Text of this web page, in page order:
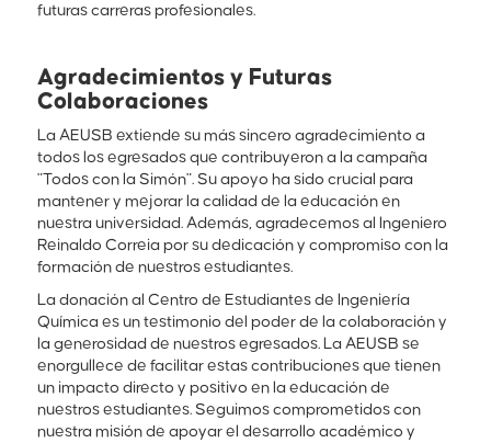
futuras carreras profesionales.
Agradecimientos y Futuras
Colaboraciones
La AEUSB extiende su más sincero agradecimiento a
todos los egresados que contribuyeron a la campaña
"Todos con la Simón". Su apoyo ha sido crucial para
mantener y mejorar la calidad de la educación en
nuestra universidad. Además, agradecemos al Ingeniero
Reinaldo Correia por su dedicación y compromiso con la
formación de nuestros estudiantes.
La donación al Centro de Estudiantes de Ingeniería
Química es un testimonio del poder de la colaboración y
la generosidad de nuestros egresados. La AEUSB se
enorgullece de facilitar estas contribuciones que tienen
un impacto directo y positivo en la educación de
nuestros estudiantes. Seguimos comprometidos con
nuestra misión de apoyar el desarrollo académico y